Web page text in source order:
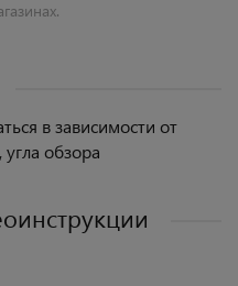
в зависимости от
обзора